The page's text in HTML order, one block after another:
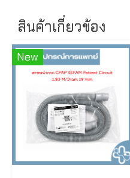
สินค้าเกี่ยวข้อง
New